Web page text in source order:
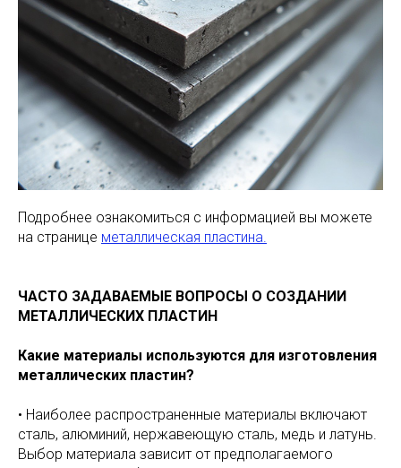
Подробнее ознакомиться с информацией вы можете
на странице металлическая пластина.
ЧАСТО ЗАДАВАЕМЫЕ ВОПРОСЫ О СОЗДАНИИ
МЕТАЛЛИЧЕСКИХ ПЛАСТИН
Какие материалы используются для изготовления
металлических пластин?
• Наиболее распространенные материалы включают
сталь, алюминий, нержавеющую сталь, медь и латунь.
Выбор материала зависит от предполагаемого